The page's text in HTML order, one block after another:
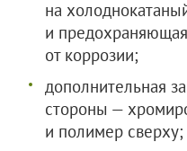
на
и
от коррозии;
дополнительная
стороны —
и полимер сверху;